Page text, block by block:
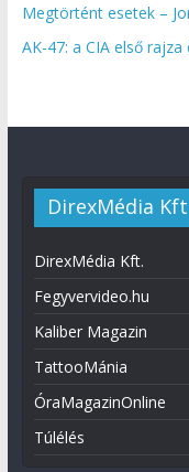
Megtörtént esetek –
AK-47: a CIA első
DirexMédia Kft
DirexMédia Kft.
Fegyvervideo.hu
Kaliber Magazin
TattooMánia
ÓraMagazinOnline
Túlélés